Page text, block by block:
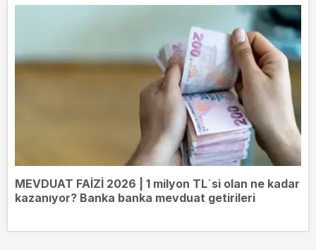
MEVDUAT FAİZİ 2026 | 1 milyon TL`si olan ne kadar
kazanıyor? Banka banka mevduat getirileri